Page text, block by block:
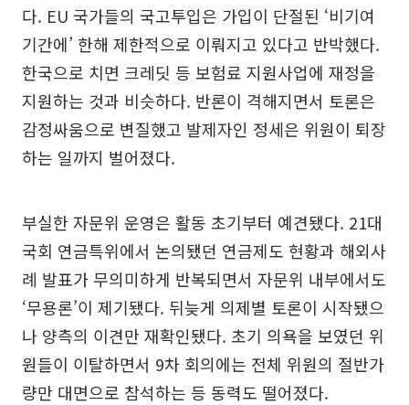
다. EU 국가들의 국고투입은 가입이 단절된 ‘비기여
기간에’ 한해 제한적으로 이뤄지고 있다고 반박했다.
한국으로 치면 크레딧 등 보험료 지원사업에 재정을
지원하는 것과 비슷하다. 반론이 격해지면서 토론은
감정싸움으로 변질했고 발제자인 정세은 위원이 퇴장
하는 일까지 벌어졌다.
부실한 자문위 운영은 활동 초기부터 예견됐다. 21대
국회 연금특위에서 논의됐던 연금제도 현황과 해외사
례 발표가 무의미하게 반복되면서 자문위 내부에서도
‘무용론’이 제기됐다. 뒤늦게 의제별 토론이 시작됐으
나 양측의 이견만 재확인됐다. 초기 의욕을 보였던 위
원들이 이탈하면서 9차 회의에는 전체 위원의 절반가
량만 대면으로 참석하는 등 동력도 떨어졌다.